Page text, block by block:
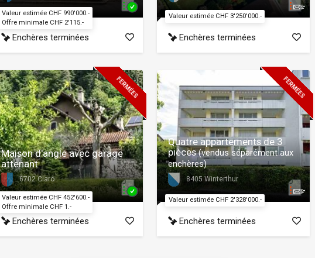
Valeur estimée CHF 990'000.-
Offre minimale CHF 2'115.-
Enchères terminées
Valeur estimée CHF 3'250'000.-
Enchères terminées
FERMÉES
Valeur estimée CHF 452'600.-
Offre minimale CHF 1.-
Maison d'angle avec garage
attenant
6702 Claro
Enchères terminées
FERMÉES
Valeur estimée CHF 2'328'000.-
Quatre appartements de 3
pièces(vendus séparément aux
enchères)
8405 Winterthur
Enchères terminées